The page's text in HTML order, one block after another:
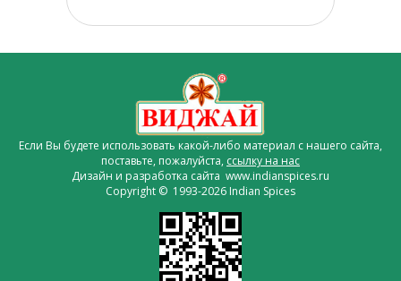
Если Вы будете использовать какой-либо материал с нашего сайта,
поставьте, пожалуйста, ссылку на нас
Дизайн и разработка сайта www.indianspices.ru
Copyright © 1993-2026 Indian Spices